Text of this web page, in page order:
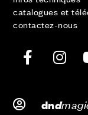
catalogues et
contactez-nous
dnd